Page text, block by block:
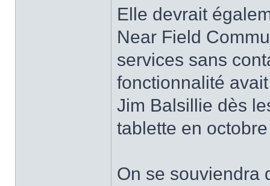
Elle devrait
Near Field
services sans
fonctionnalité
Jim Balsillie dès
tablette en
On se souviendra